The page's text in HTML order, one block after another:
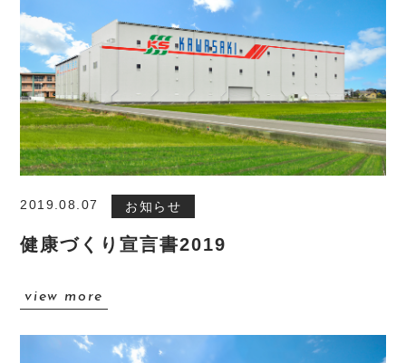
2019.08.07 お知らせ
健康づくり宣言書2019
view more